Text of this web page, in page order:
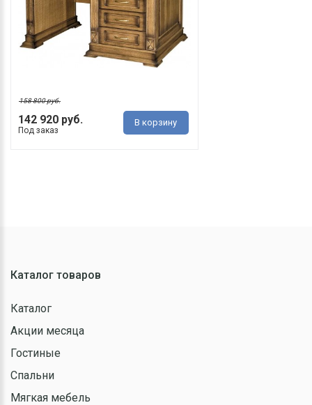
142 920 руб.
158 800 руб.
Под заказ
В корзину
Каталог товаров
Каталог
Акции месяца
Гостиные
Спальни
Мягкая мебель